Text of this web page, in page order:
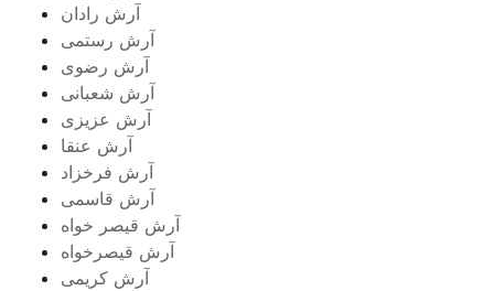
آرش رادان
آرش رستمى
آرش رضوی
آرش شعبانی
آرش عزیزی
آرش عنقا
آرش فرخزاد
آرش قاسمی
آرش قیصر خواه
آرش قیصرخواه
آرش کریمی